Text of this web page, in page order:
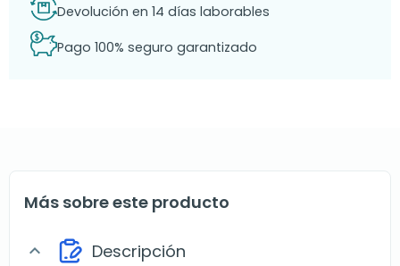
Devolución en 14 días laborables
Pago 100% seguro garantizado
Más sobre este producto
expand_more Descripción